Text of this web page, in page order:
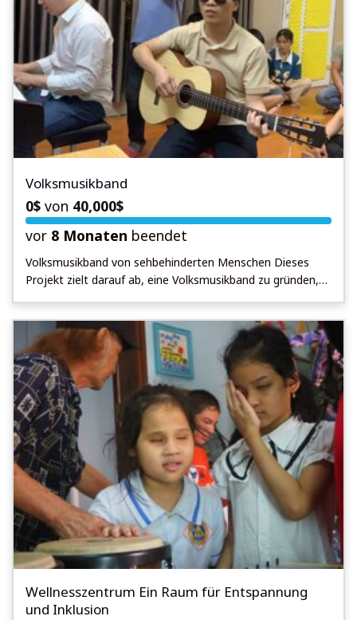
Volksmusikband
0$von 40,000$
vor 8 Monaten beendet
Volksmusikband von sehbehinderten Menschen Dieses
Projekt zielt darauf ab, eine Volksmusikband zu gründen,
das Bewusstsein für die Fähigkeiten sehbehinderter
Menschen stärken. Durch die Teilnahme an diesem
Musikprojekt erhalten die Musikerinnen und Musiker die
Möglichkeit, ihre künstlerischen Talente zu entfalten, sich
mit
Wellnesszentrum Ein Raum für Entspannung
und Inklusion